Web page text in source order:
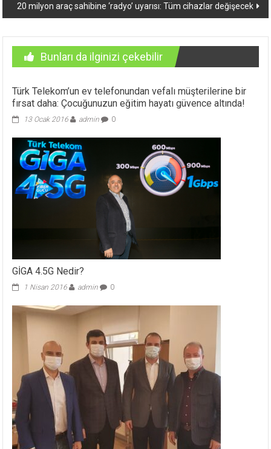
20 milyon araç sahibine ‘radyo’ uyarısı: Tüm cihazlar değişecek
Bunları da ilginizi çekebilir
Türk Telekom’un ev telefonundan vefalı müşterilerine bir
fırsat daha: Çocuğunuzun eğitim hayatı güvence altında!
13 Ocak 2016 admin 0
GİGA 4.5G Nedir?
1 Nisan 2016 admin 0